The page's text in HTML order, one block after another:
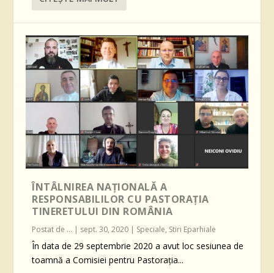
ÎNTÂLNIREA NAȚIONALĂ A
RESPONSABILILOR CU PASTORAȚIA
TINERETULUI DIN ROMÂNIA
Postat de ... | sept. 30, 2020 | Speciale, Stiri Eparhiale
În data de 29 septembrie 2020 a avut loc sesiunea de
toamnă a Comisiei pentru Pastorația...